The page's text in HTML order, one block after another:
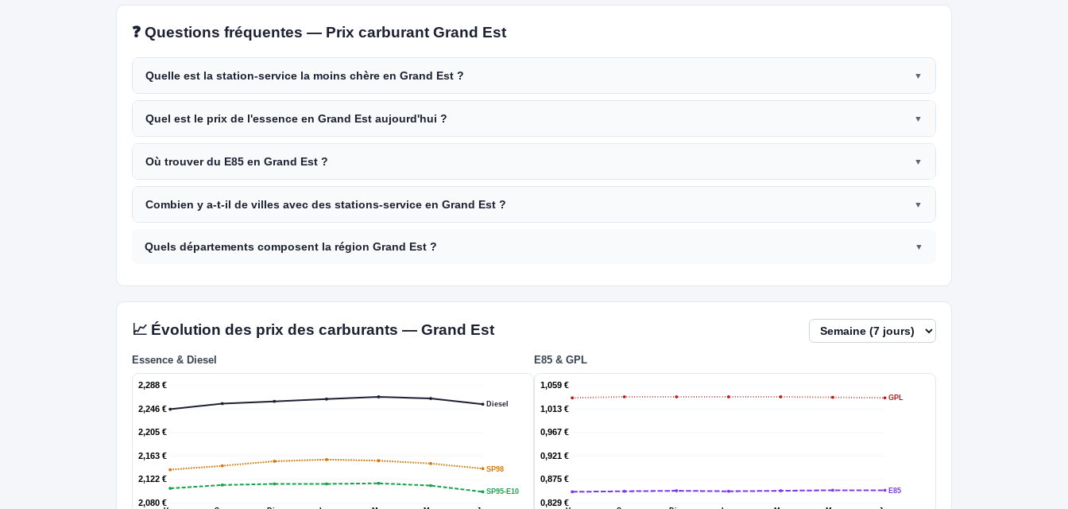
❓ Questions fréquentes — Prix carburant Grand Est
Quelle est la station-service la moins chère en Grand Est ?
Quel est le prix de l'essence en Grand Est aujourd'hui ?
Où trouver du E85 en Grand Est ?
Combien y a-t-il de villes avec des stations-service en Grand Est ?
Quels départements composent la région Grand Est ?
📈 Évolution des prix des carburants — Grand Est
Essence & Diesel
2,080 €
2,122 €
2,163 €
2,205 €
2,246 €
2,288 €
Diesel
SP95-E10
SP98
E85 & GPL
0,829 €
0,875 €
0,921 €
0,967 €
1,013 €
1,059 €
E85
GPL